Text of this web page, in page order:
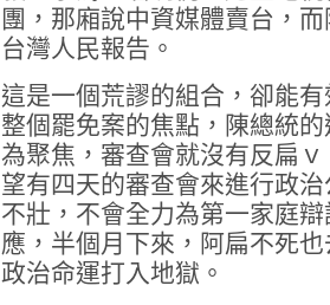
團，那廂說中資媒體賣台，
台灣人民報告。
這是一個荒謬的組合，卻能
整個罷免案的焦點，陳總統
為聚焦，審查會就沒有反扁
望有四天的審查會來進行政
不壯，不會全力為第一家庭
應，半個月下來，阿扁不死
政治命運打入地獄。